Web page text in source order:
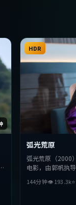
HDR
弧光荒原
弧光荒原（2000
电影，由郭帆执
与抉择，节奏张
144分钟👁193.3k⭐